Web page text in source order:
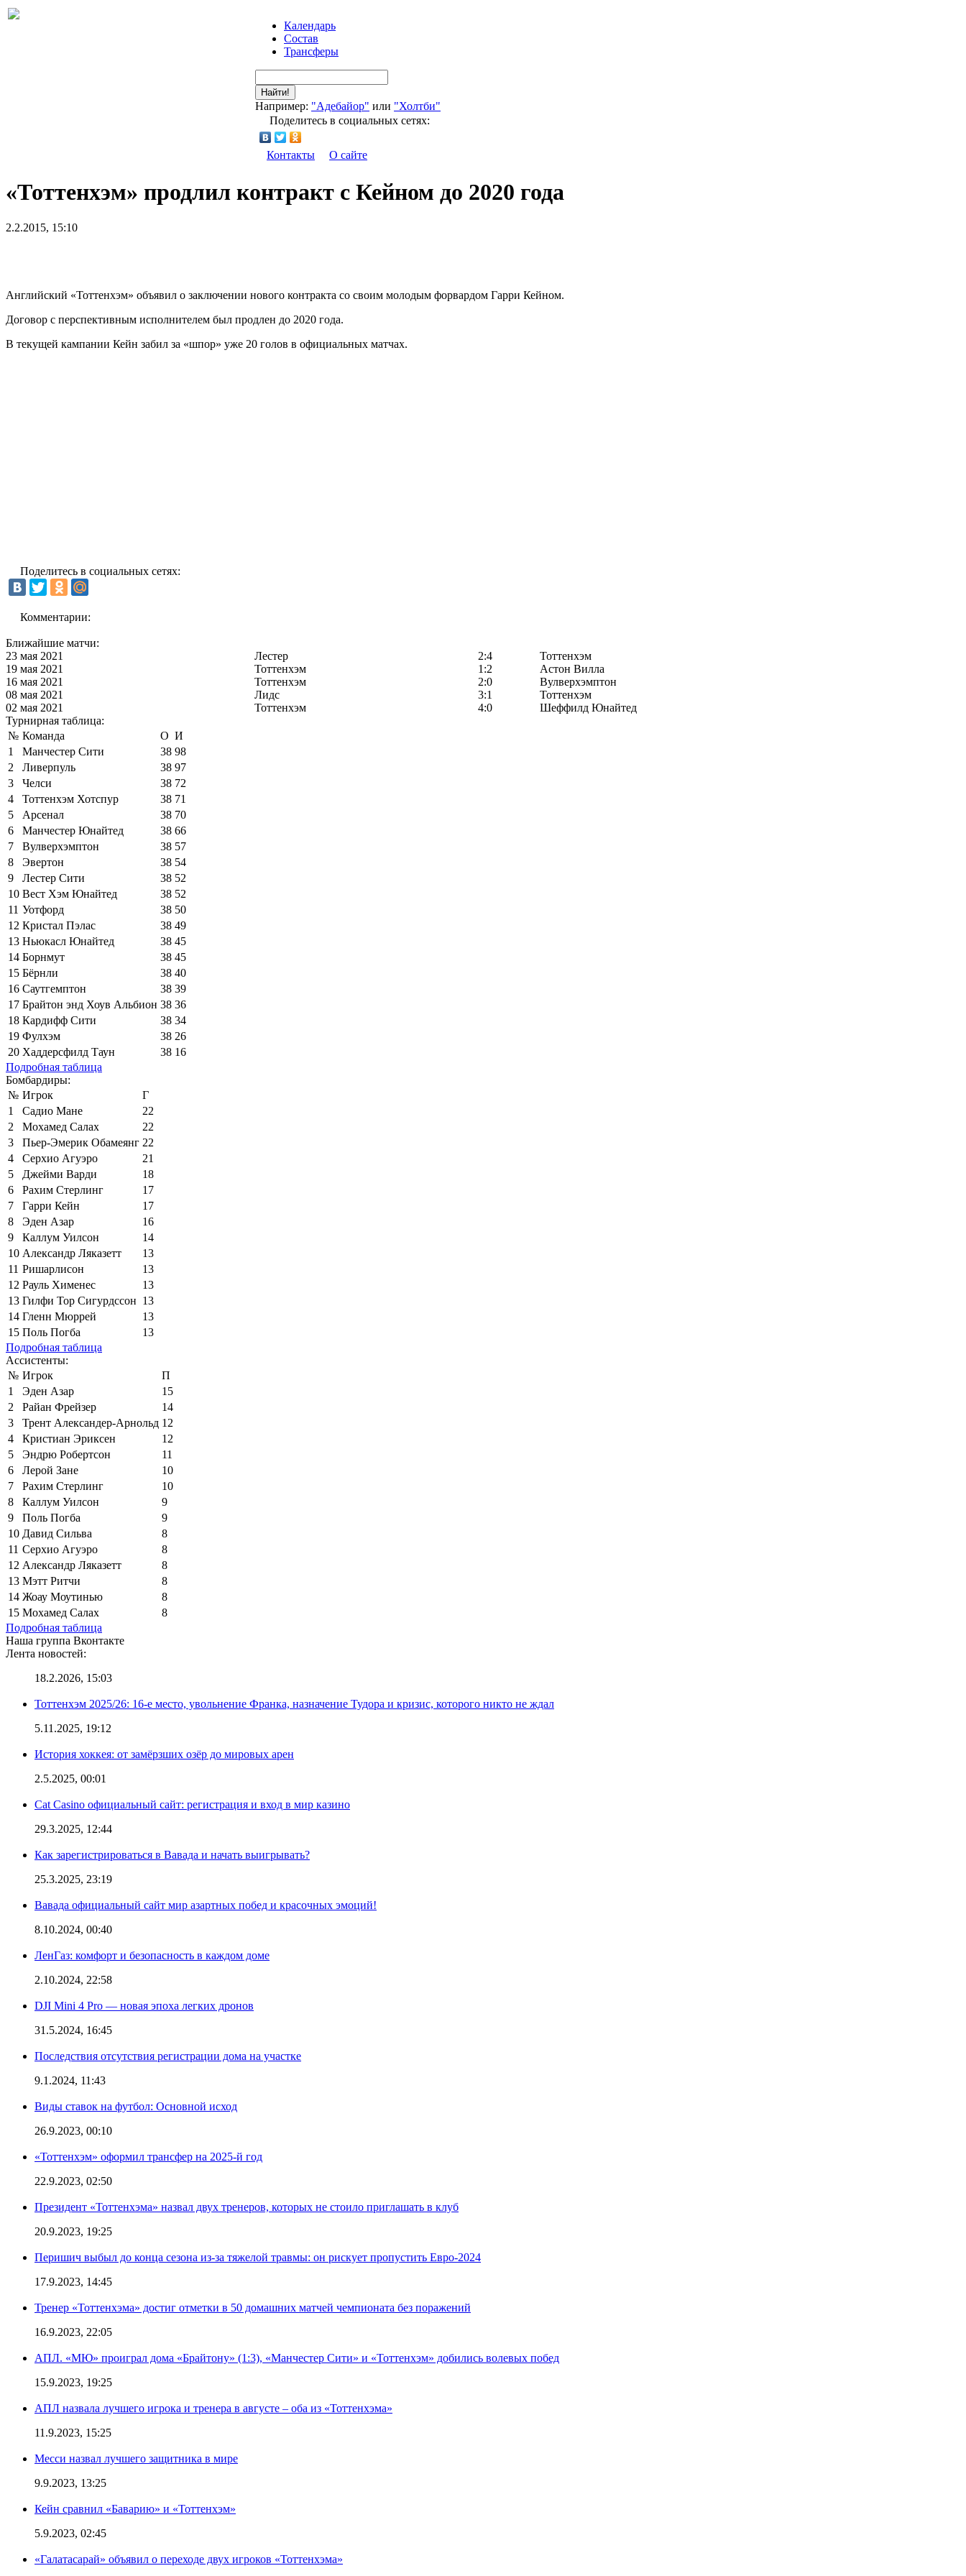
Календарь
Состав
Трансферы
Найти!
Например: "Адебайор" или "Холтби"
Поделитесь в социальных сетях:
Контакты О сайте
«Тоттенхэм» продлил контракт с Кейном до 2020 года
2.2.2015, 15:10
Английский «Тоттенхэм» объявил о заключении нового контракта со своим молодым форвардом Гарри Кейном.
Договор с перспективным исполнителем был продлен до 2020 года.
В текущей кампании Кейн забил за «шпор» уже 20 голов в официальных матчах.
Поделитесь в социальных сетях:
Комментарии:
Ближайшие матчи:
23 мая 2021
Лестер 2:4
Тоттенхэм
19 мая 2021
Тоттенхэм 1:2
Астон Вилла
16 мая 2021
Тоттенхэм 2:0
Вулверхэмптон
08 мая 2021
Лидс 3:1
Тоттенхэм
02 мая 2021
Тоттенхэм 4:0
Шеффилд Юнайтед
Турнирная таблица:
№ Команда О И
1
Манчестер Сити 38 98
2
Ливерпуль 38 97
3
Челси 38 72
4
Тоттенхэм Хотспур 38 71
5
Арсенал 38 70
6
Манчестер Юнайтед 38 66
7
Вулверхэмптон 38 57
8
Эвертон 38 54
9
Лестер Сити 38 52
10 Вест Хэм Юнайтед 38 52
11 Уотфорд 38 50
12 Кристал Пэлас 38 49
13 Ньюкасл Юнайтед 38 45
14 Борнмут 38 45
15 Бёрнли 38 40
16 Саутгемптон 38 39
17 Брайтон энд Хоув Альбион 38 36
18 Кардифф Сити 38 34
19 Фулхэм 38 26
20 Хаддерсфилд Таун 38 16
Подробная таблица
Бомбардиры:
№ Игрок
Г
1
Садио Мане
22
2
Мохамед Салах
22
3
Пьер-Эмерик Обамеянг 22
4
Серхио Агуэро
21
5
Джейми Варди
18
6
Рахим Стерлинг
17
7
Гарри Кейн
17
8
Эден Азар
16
9
Каллум Уилсон
14
10 Александр Ляказетт
13
11 Ришарлисон
13
12 Рауль Хименес
13
13 Гилфи Тор Сигурдссон 13
14 Гленн Мюррей
13
15 Поль Погба
13
Подробная таблица
Ассистенты:
№ Игрок
П
1
Эден Азар
15
2
Райан Фрейзер
14
3
Трент Александер-Арнольд 12
4
Кристиан Эриксен
12
5
Эндрю Робертсон
11
6
Лерой Зане
10
7
Рахим Стерлинг
10
8
Каллум Уилсон
9
9
Поль Погба
9
10 Давид Сильва
8
11 Серхио Агуэро
8
12 Александр Ляказетт
8
13 Мэтт Ритчи
8
14 Жоау Моутинью
8
15 Мохамед Салах
8
Подробная таблица
Наша группа Вконтакте
Лента новостей:
18.2.2026, 15:03
Тоттенхэм 2025/26: 16-е место, увольнение Франка, назначение Тудора и кризис, которого никто не ждал
5.11.2025, 19:12
История хоккея: от замёрзших озёр до мировых арен
2.5.2025, 00:01
Cat Casino официальный сайт: регистрация и вход в мир казино
29.3.2025, 12:44
Как зарегистрироваться в Вавада и начать выигрывать?
25.3.2025, 23:19
Вавада официальный сайт мир азартных побед и красочных эмоций!
8.10.2024, 00:40
ЛенГаз: комфорт и безопасность в каждом доме
2.10.2024, 22:58
DJI Mini 4 Pro — новая эпоха легких дронов
31.5.2024, 16:45
Последствия отсутствия регистрации дома на участке
9.1.2024, 11:43
Виды ставок на футбол: Основной исход
26.9.2023, 00:10
«Тоттенхэм» оформил трансфер на 2025-й год
22.9.2023, 02:50
Президент «Тоттенхэма» назвал двух тренеров, которых не стоило приглашать в клуб
20.9.2023, 19:25
Перишич выбыл до конца сезона из-за тяжелой травмы: он рискует пропустить Евро-2024
17.9.2023, 14:45
Тренер «Тоттенхэма» достиг отметки в 50 домашних матчей чемпионата без поражений
16.9.2023, 22:05
АПЛ. «МЮ» проиграл дома «Брайтону» (1:3), «Манчестер Сити» и «Тоттенхэм» добились волевых побед
15.9.2023, 19:25
АПЛ назвала лучшего игрока и тренера в августе – оба из «Тоттенхэма»
11.9.2023, 15:25
Месси назвал лучшего защитника в мире
9.9.2023, 13:25
Кейн сравнил «Баварию» и «Тоттенхэм»
5.9.2023, 02:45
«Галатасарай» объявил о переходе двух игроков «Тоттенхэма»